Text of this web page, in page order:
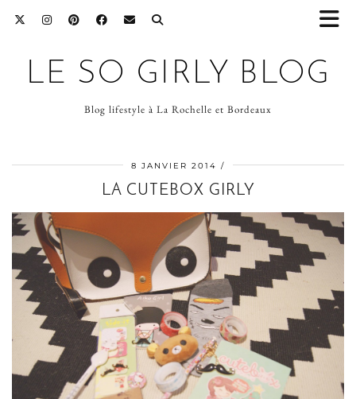
LE SO GIRLY BLOG
Blog lifestyle à La Rochelle et Bordeaux
8 JANVIER 2014
LA CUTEBOX GIRLY